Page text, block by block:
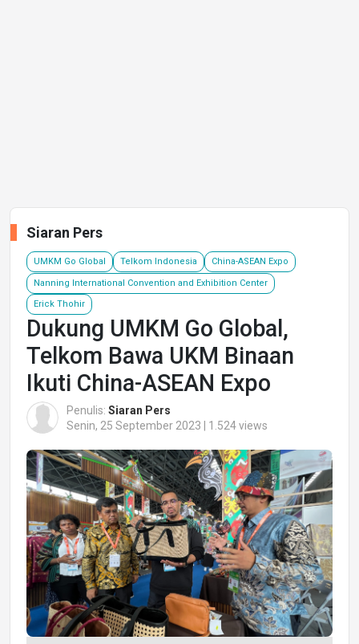
Siaran Pers
UMKM Go Global Telkom Indonesia China-ASEAN Expo
Nanning International Convention and Exhibition Center
Erick Thohir
Dukung UMKM Go Global,
Telkom Bawa UKM Binaan
Ikuti China-ASEAN Expo
Penulis: Siaran Pers
Senin, 25 September 2023 | 1.524 views